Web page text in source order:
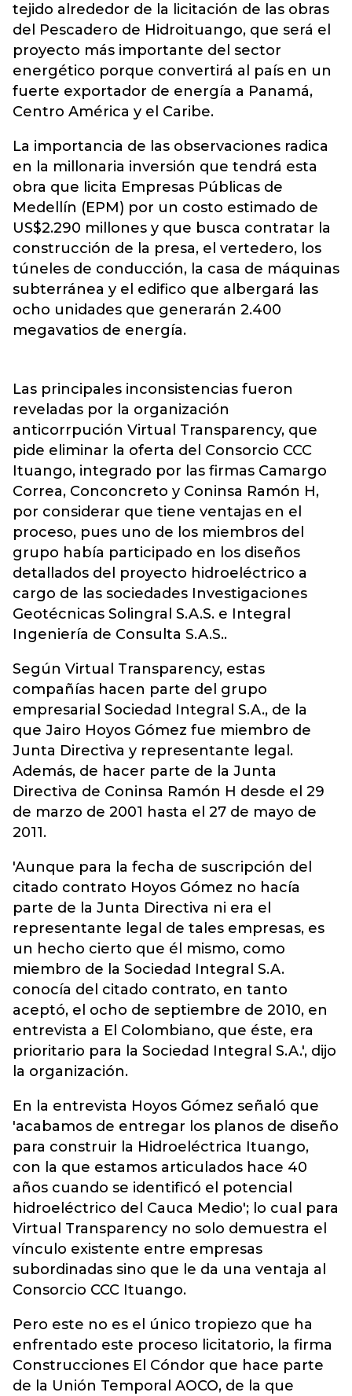
tejido alrededor de la licitación de las obras
del Pescadero de Hidroituango, que será el
proyecto más importante del sector
energético porque convertirá al país en un
fuerte exportador de energía a Panamá,
Centro América y el Caribe.
La importancia de las observaciones radica
en la millonaria inversión que tendrá esta
obra que licita Empresas Públicas de
Medellín (EPM) por un costo estimado de
US$2.290 millones y que busca contratar la
construcción de la presa, el vertedero, los
túneles de conducción, la casa de máquinas
subterránea y el edifico que albergará las
ocho unidades que generarán 2.400
megavatios de energía.
Las principales inconsistencias fueron
reveladas por la organización
anticorrpución Virtual Transparency, que
pide eliminar la oferta del Consorcio CCC
Ituango, integrado por las firmas Camargo
Correa, Conconcreto y Coninsa Ramón H,
por considerar que tiene ventajas en el
proceso, pues uno de los miembros del
grupo había participado en los diseños
detallados del proyecto hidroeléctrico a
cargo de las sociedades Investigaciones
Geotécnicas Solingral S.A.S. e Integral
Ingeniería de Consulta S.A.S..
Según Virtual Transparency, estas
compañías hacen parte del grupo
empresarial Sociedad Integral S.A., de la
que Jairo Hoyos Gómez fue miembro de
Junta Directiva y representante legal.
Además, de hacer parte de la Junta
Directiva de Coninsa Ramón H desde el 29
de marzo de 2001 hasta el 27 de mayo de
2011.
'Aunque para la fecha de suscripción del
citado contrato Hoyos Gómez no hacía
parte de la Junta Directiva ni era el
representante legal de tales empresas, es
un hecho cierto que él mismo, como
miembro de la Sociedad Integral S.A.
conocía del citado contrato, en tanto
aceptó, el ocho de septiembre de 2010, en
entrevista a El Colombiano, que éste, era
prioritario para la Sociedad Integral S.A.', dijo
la organización.
En la entrevista Hoyos Gómez señaló que
'acabamos de entregar los planos de diseño
para construir la Hidroeléctrica Ituango,
con la que estamos articulados hace 40
años cuando se identificó el potencial
hidroeléctrico del Cauca Medio'; lo cual para
Virtual Transparency no solo demuestra el
vínculo existente entre empresas
subordinadas sino que le da una ventaja al
Consorcio CCC Ituango.
Pero este no es el único tropiezo que ha
enfrentado este proceso licitatorio, la firma
Construcciones El Cóndor que hace parte
de la Unión Temporal AOCO, de la que